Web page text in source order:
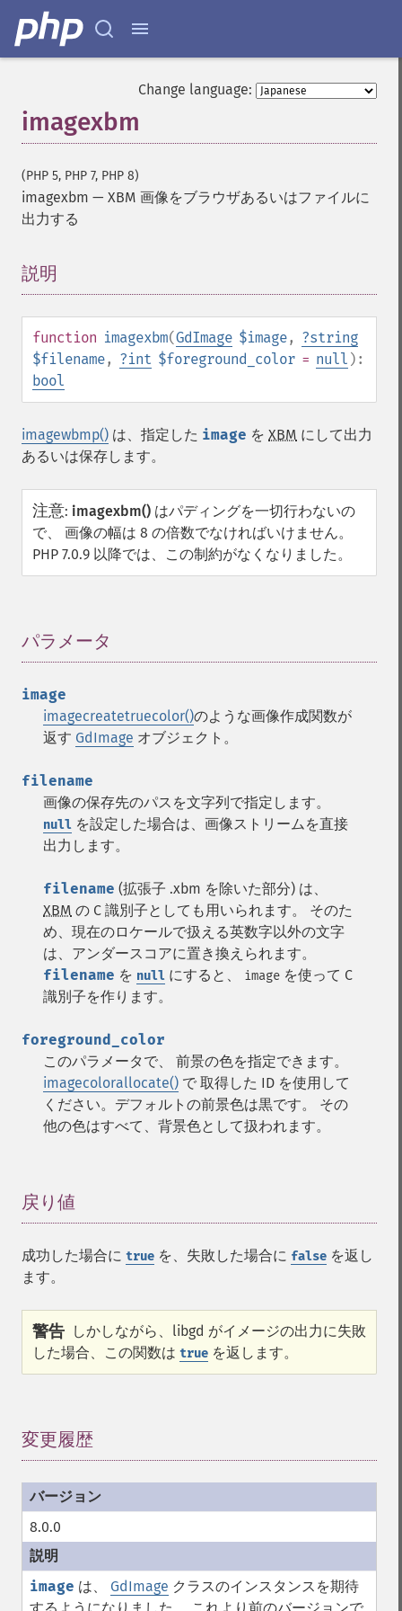
Change language:
imagexbm
(PHP 5, PHP 7, PHP 8)
imagexbm — XBM 画像をブラウザあるいはファイルに
出力する
説明
function imagexbm(GdImage $image, ?string
$filename, ?int $foreground_color = null ):
bool
imagewbmp() は、指定した image を XBM にして出力
あるいは保存します。
注意: imagexbm() はパディングを一切行わないの
で、 画像の幅は 8 の倍数でなければいけません。
PHP 7.0.9 以降では、この制約がなくなりました。
パラメータ
image
imagecreatetruecolor()のような画像作成関数が
返す GdImage オブジェクト。
filename
画像の保存先のパスを文字列で指定します。
null を設定した場合は、画像ストリームを直接
出力します。
filename (拡張子 .xbm を除いた部分) は、
XBM の C 識別子としても用いられます。 そのた
め、現在のロケールで扱える英数字以外の文字
は、アンダースコアに置き換えられます。
filename を null にすると、 image を使って C
識別子を作ります。
foreground_color
このパラメータで、 前景の色を指定できます。
imagecolorallocate() で 取得した ID を使用して
ください。デフォルトの前景色は黒です。 その
他の色はすべて、背景色として扱われます。
戻り値
成功した場合に true を、失敗した場合に false を返し
ます。
警告 しかしながら、libgd がイメージの出力に失敗
した場合、この関数は true を返します。
変更履歴
8.0.0
image は、 GdImage クラスのインスタンスを期待